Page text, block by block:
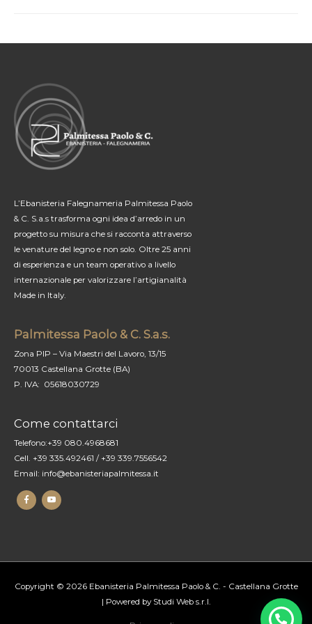
L’ELEGANZA
È
DI
CASA
L’Ebanisteria Falegnameria Palmitessa Paolo
& C. S.a.s trasforma ogni idea d’arredo in un
progetto su misura che si racconta attraverso
le venature del legno e non solo. Oltre 25 anni
di esperienza e un team operativo a livello
internazionale per valorizzare l’artigianalità
Made in Italy.
Palmitessa Paolo & C. S.a.s.
Zona PIP – Via Maestri del Lavoro, 13/15
70013 Castellana Grotte (BA)
P. IVA: 05618030729
Come contattarci
Telefono:+39 080.4968681
Cell. +39 335.492461 / +39 339.7556542
Email: info@ebanisteriapalmitessa.it
facebookyoutube
Copyright © 2026 Ebanisteria Palmitessa Paolo & C. - Castellana Grotte
| Powered by Studi Web s.r.l.